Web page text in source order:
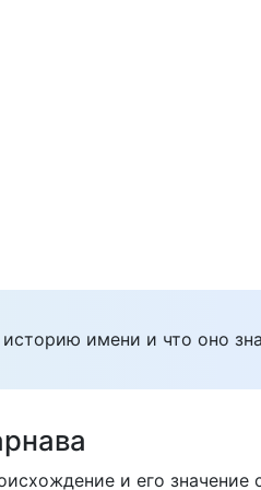
имени и что оно
и его значение